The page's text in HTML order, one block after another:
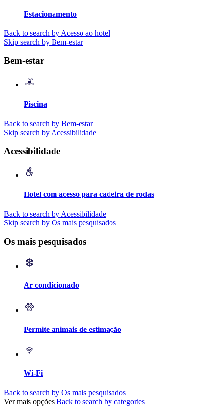
Estacionamento
Back to search by Acesso ao hotel
Skip search by Bem-estar
Bem-estar
Piscina
Back to search by Bem-estar
Skip search by Acessibilidade
Acessibilidade
Hotel com acesso para cadeira de rodas
Back to search by Acessibilidade
Skip search by Os mais pesquisados
Os mais pesquisados
Ar condicionado
Permite animais de estimação
Wi-Fi
Back to search by Os mais pesquisados
Ver mais opções Back to search by categories